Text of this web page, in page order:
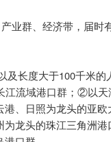
业群、经济带，届时
及长度大于100千米的
江流域港口群；②以
、日照为龙头的亚
龙头的珠江三角洲